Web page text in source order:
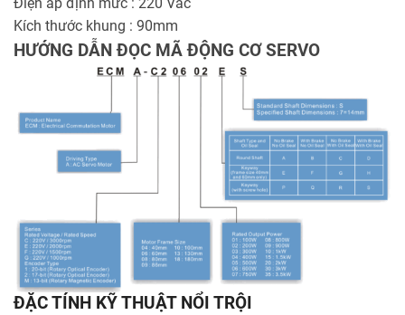
Kích thước khung : 90mm
HƯỚNG DẪN ĐỌC MÃ ĐỘNG CƠ SERVO
ĐẶC TÍNH KỸ THUẬT NỔI TRỘI